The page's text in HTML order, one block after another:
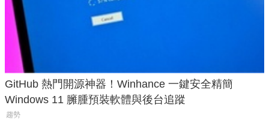
GitHub 熱門開源神器！Winhance 一鍵安全精簡
Windows 11 臃腫預裝軟體與後台追蹤
趨勢